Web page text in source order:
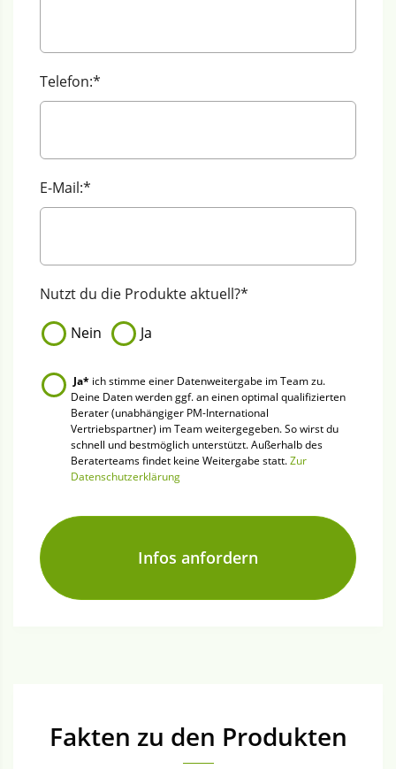
Telefon:*
E-Mail:*
Nutzt du die Produkte aktuell?*
Nein
Ja
Ja* ich stimme einer Datenweitergabe im Team zu.
Deine Daten werden ggf. an einen optimal qualifizierten
Berater (unabhängiger PM-International
Vertriebspartner) im Team weitergegeben. So wirst du
schnell und bestmöglich unterstützt. Außerhalb des
Beraterteams findet keine Weitergabe statt.Zur
Datenschutzerklärung
Fakten zu den Produkten